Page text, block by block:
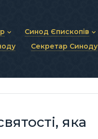
Синод Єпископів
Статут Синоду
Синодальні органи
Секретар Синоду
яка